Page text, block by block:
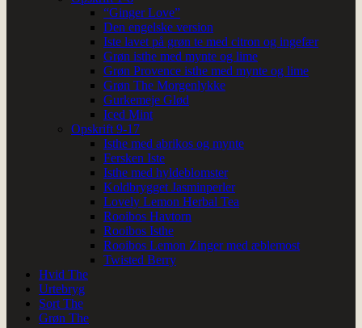
“Ginger Love”
Den engelske version
Iste lavet på grøn te med citron og ingefær
Grøn isthe med mynte og lime
Grøn Provence isthe med mynte og lime
Grøn The Morgenlykke
Gurkemeje Glød
Iced Mint
Opskrift 9-17
Isthe med abrikos og mynte
Fersken Iste
Isthe med hyldeblomster
Koldbrygget Jasminperler
Lovely Lemon Herbal Tea
Rooibos Havtorn
Rooibos Isthe
Rooibos Lemon Zinger med æblemost
Twisted Berry
Hvid The
Urtebryg
Sort The
Grøn The